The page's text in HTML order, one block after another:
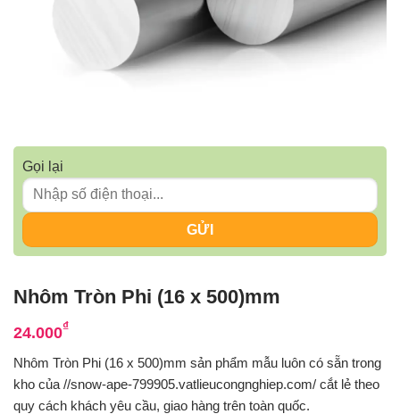
Gọi lại
Nhôm Tròn Phi (16 x 500)mm
24.000₫
Nhôm Tròn Phi (16 x 500)mm sản phẩm mẫu luôn có sẵn trong
kho của //snow-ape-799905.vatlieucongnghiep.com/ cắt lẻ theo
quy cách khách yêu cầu, giao hàng trên toàn quốc.